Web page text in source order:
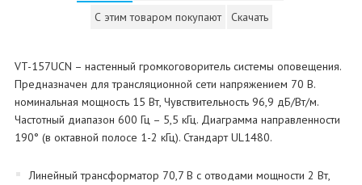
С этим товаром покупают
Скачать
VT-157UCN – настенный громкоговоритель системы оповещения.
Предназначен для трансляционной сети напряжением 70 В.
номинальная мощность 15 Вт, Чувствительность 96,9 дБ/Вт/м.
Частотный диапазон 600 Гц – 5,5 кГц. Диаграмма направленности
190° (в октавной полосе 1-2 кГц). Стандарт UL1480.
Линейный трансформатор 70,7 В с отводами мощности 2 Вт,